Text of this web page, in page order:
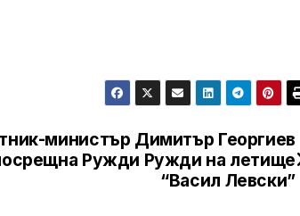
министър Димитър Георгиев
Ружди Ружди на летище
“Васил Левски”